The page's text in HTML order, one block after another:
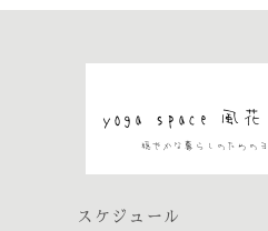
スケジュール